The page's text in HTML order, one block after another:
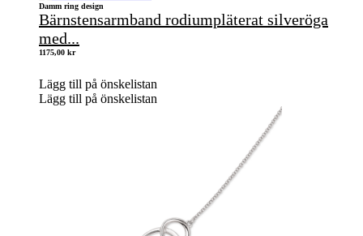
Damm ring design
Bärnstensarmband rodiumpläterat silveröga
med...
1175,00 kr
Lägg till på önskelistan
Lägg till på önskelistan